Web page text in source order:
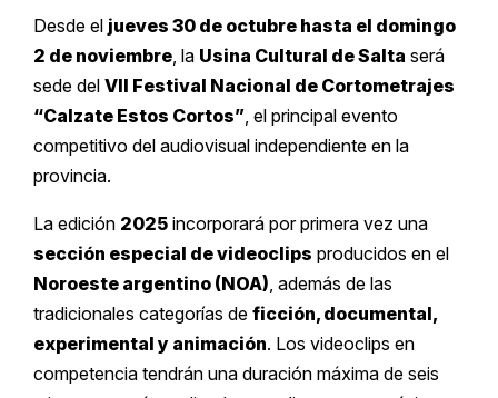
Desde el jueves 30 de octubre hasta el domingo
2 de noviembre, la Usina Cultural de Salta será
sede del VII Festival Nacional de Cortometrajes
“Calzate Estos Cortos”, el principal evento
competitivo del audiovisual independiente en la
provincia.
La edición 2025 incorporará por primera vez una
sección especial de videoclips producidos en el
Noroeste argentino (NOA), además de las
tradicionales categorías de ficción, documental,
experimental y animación. Los videoclips en
competencia tendrán una duración máxima de seis